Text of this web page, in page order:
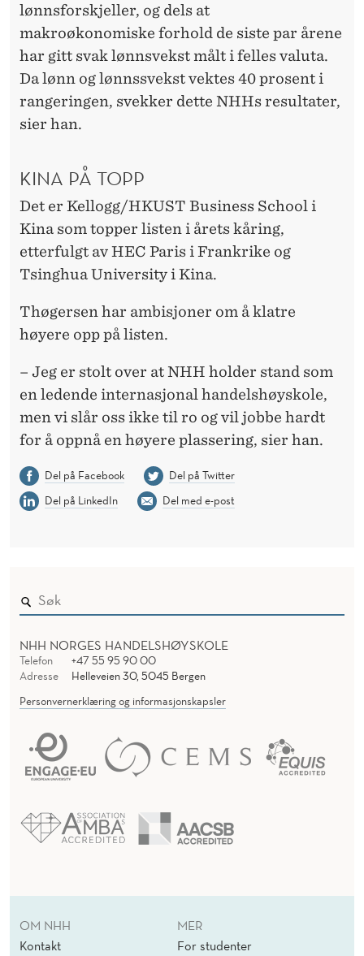
lønnsforskjeller, og dels at
makroøkonomiske forhold de siste par årene
har gitt svak lønnsvekst målt i felles valuta.
Da lønn og lønnssvekst vektes 40 prosent i
rangeringen, svekker dette NHHs resultater,
sier han.
KINA PÅ TOPP
Det er Kellogg/HKUST Business School i
Kina som topper listen i årets kåring,
etterfulgt av HEC Paris i Frankrike og
Tsinghua University i Kina.
Thøgersen har ambisjoner om å klatre
høyere opp på listen.
– Jeg er stolt over at NHH holder stand som
en ledende internasjonal handelshøyskole,
men vi slår oss ikke til ro og vil jobbe hardt
for å oppnå en høyere plassering, sier han.
Del på Facebook
Del på Twitter
Del på LinkedIn
Del med e-post
NHH NORGES HANDELSHØYSKOLE
Telefon
+47 55 95 90 00
Adresse
Helleveien 30, 5045 Bergen
Personvernerklæring og informasjonskapsler
OM NHH
Kontakt
MER
For studenter